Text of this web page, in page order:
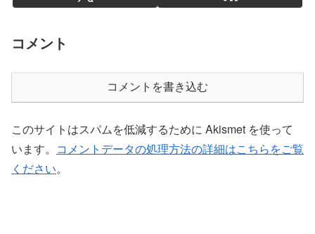
コメント
コメントを書き込む
このサイトはスパムを低減するために Akismet を使って
います。 コメントデータの処理方法の詳細はこちらをご覧
ください。